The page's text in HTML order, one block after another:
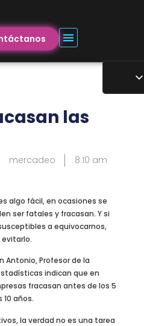
las
mercadeo 8:10 am
algo fácil, en ocasiones se
ser fatales y fracasan. Y si
a equivocarnos,
Antonio, Profesor de la
indican que en
fracasan antes de los 5
10 años.
la verdad no es una tarea